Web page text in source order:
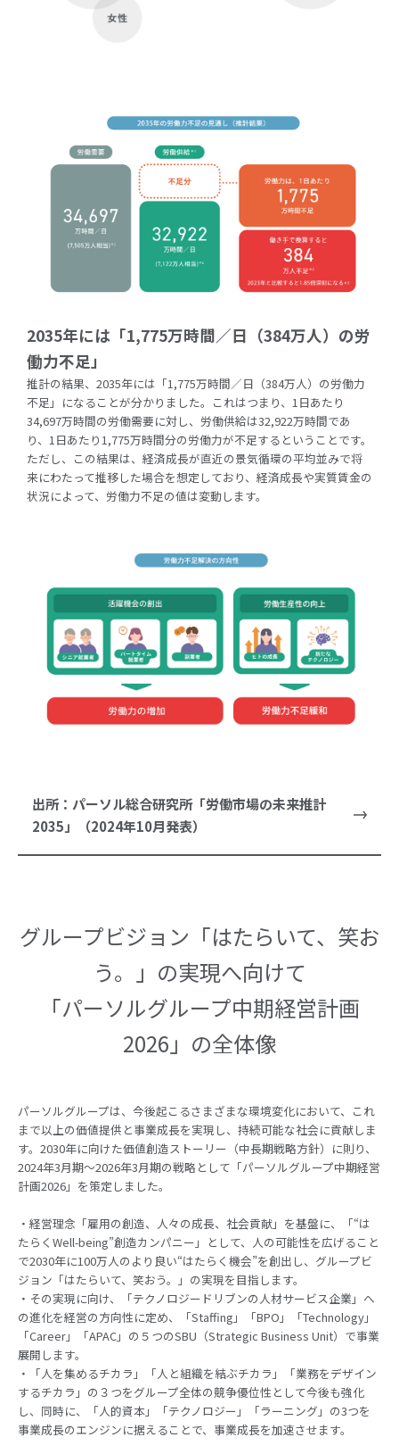
2035年には「1,775万時間／日（384万人）の労
働力不足」
推計の結果、2035年には「1,775万時間／日（384万人）の労働力
不足」になることが分かりました。これはつまり、1日あたり
34,697万時間の労働需要に対し、労働供給は32,922万時間であ
り、1日あたり1,775万時間分の労働力が不足するということです。
ただし、この結果は、経済成長が直近の景気循環の平均並みで将
来にわたって推移した場合を想定しており、経済成長や実質賃金の
状況によって、労働力不足の値は変動します。
出所：パーソル総合研究所「労働市場の未来推計
2035」（2024年10月発表）
グループビジョン「はたらいて、笑お
う。」の実現へ向けて
「パーソルグループ中期経営計画
2026」の全体像
パーソルグループは、今後起こるさまざまな環境変化において、これ
まで以上の価値提供と事業成長を実現し、持続可能な社会に貢献しま
す。2030年に向けた価値創造ストーリー（中長期戦略方針）に則り、
2024年3月期～2026年3月期の戦略として「パーソルグループ中期経営
計画2026」を策定しました。
・経営理念「雇用の創造、人々の成長、社会貢献」を基盤に、「“は
たらくWell-being”創造カンパニー」として、人の可能性を広げること
で2030年に100万人のより良い“はたらく機会”を創出し、グループビ
ジョン「はたらいて、笑おう。」の実現を目指します。
・その実現に向け、「テクノロジードリブンの人材サービス企業」へ
の進化を経営の方向性に定め、「Staffing」「BPO」「Technology」
「Career」「APAC」の５つのSBU（Strategic Business Unit）で事業
展開します。
・「人を集めるチカラ」「人と組織を結ぶチカラ」「業務をデザイン
するチカラ」の３つをグループ全体の競争優位性として今後も強化
し、同時に、「人的資本」「テクノロジー」「ラーニング」の3つを
事業成長のエンジンに据えることで、事業成長を加速させます。